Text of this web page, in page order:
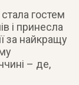
стала гостем
і принесла
за найкращу
– де,